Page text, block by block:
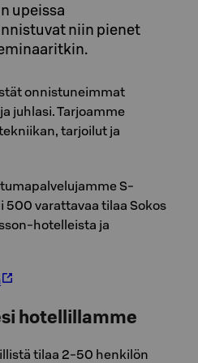
upeissa
niin pienet
onnistuneimmat
juhlasi. Tarjoamme
tarjoilut ja
S-
500 varattavaa tilaa Sokos
hotelleista ja
hotellillamme
tilaa 2-50 henkilön